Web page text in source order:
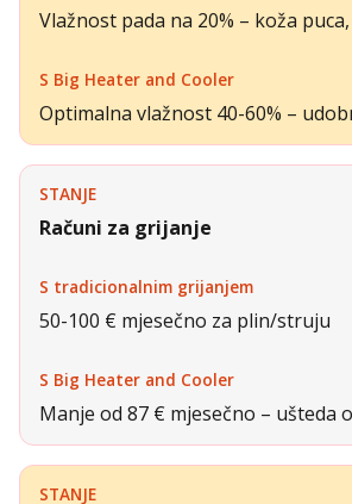
Vlažnost pada na 20% – koža
Optimalna vlažnost 40-60% –
Računi za grijanje
50-100 € mjesečno za plin/struju
Manje od 87 € mjesečno – ušteda